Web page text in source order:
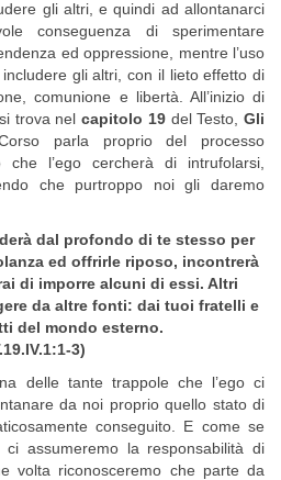
gli altri, e quindi ad allontanarci
conseguenza di sperimentare
ed oppressione, mentre l’uso
gli altri, con il lieto effetto di
comunione e libertà. All’inizio di
trova nelcapitolo 19del Testo,Gli
parla proprio del processo
che l’ego cercherà di intrufolarsi,
che purtroppo noi gli daremo
dal profondo di te stesso per
ed offrirle riposo, incontrerà
di imporre alcuni di essi. Altri
da altre fonti: dai tuoi fratelli e
del mondo esterno.
3)
delle tante trappole che l’ego ci
da noi proprio quello stato di
conseguito. E come se
assumeremo la responsabilità di
volta riconosceremo che parte da